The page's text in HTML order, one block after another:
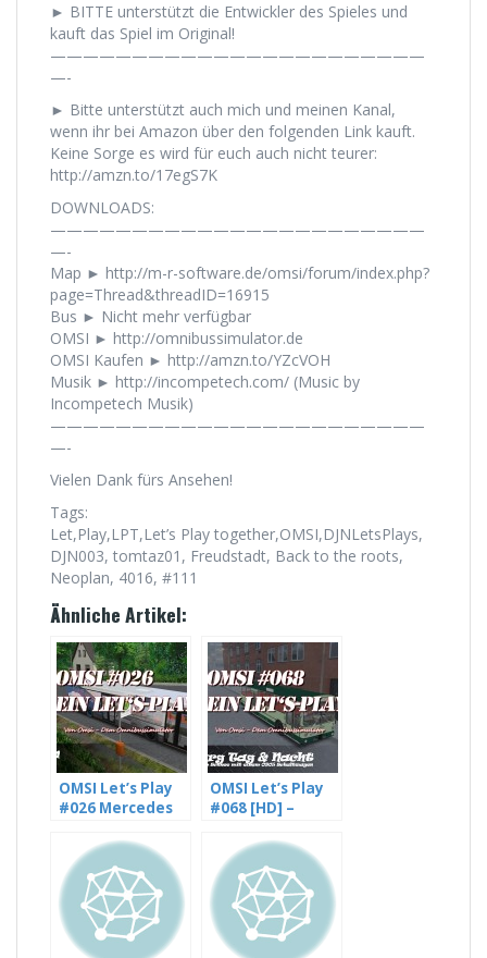
► BITTE unterstützt die Entwickler des Spieles und
kauft das Spiel im Original!
———————————————————————
—-
► Bitte unterstützt auch mich und meinen Kanal,
wenn ihr bei Amazon über den folgenden Link kauft.
Keine Sorge es wird für euch auch nicht teurer:
http://amzn.to/17egS7K
DOWNLOADS:
———————————————————————
—-
Map ► http://m-r-software.de/omsi/forum/index.php?
page=Thread&threadID=16915
Bus ► Nicht mehr verfügbar
OMSI ► http://omnibussimulator.de
OMSI Kaufen ► http://amzn.to/YZcVOH
Musik ► http://incompetech.com/ (Music by
Incompetech Musik)
———————————————————————
—-
Vielen Dank fürs Ansehen!
Tags:
Let,Play,LPT,Let’s Play together,OMSI,DJNLetsPlays,
DJN003, tomtaz01, Freudstadt, Back to the roots,
Neoplan, 4016, #111
Ähnliche Artikel:
OMSI Let’s Play
#026 Mercedes
Landkreis
Glesien, Linie 764
[HD]
OMSI Let’s Play
#068 [HD] –
Schnee mit
einem O305
Schaltwagen
(1/2)